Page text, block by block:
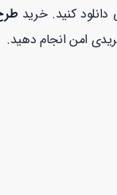
دانلود کنید. خرید
امن انجام دهید.